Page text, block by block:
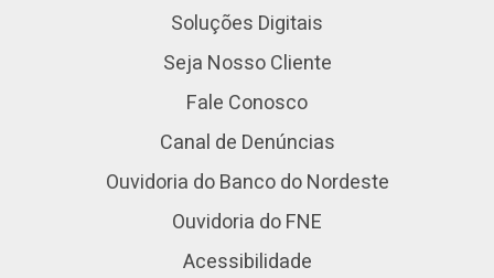
Soluções Digitais
Seja Nosso Cliente
Fale Conosco
Canal de Denúncias
Ouvidoria do Banco do Nordeste
Ouvidoria do FNE
Acessibilidade